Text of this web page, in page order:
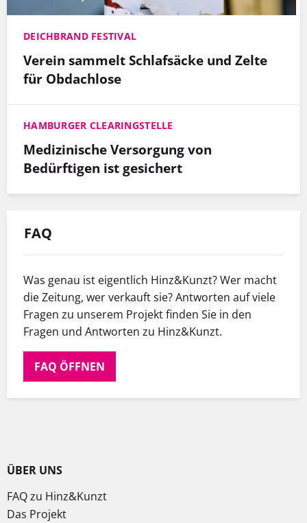
DEICHBRAND FESTIVAL
Verein sammelt Schlafsäcke und Zelte
für Obdachlose
HAMBURGER CLEARINGSTELLE
Medizinische Versorgung von
Bedürftigen ist gesichert
FAQ
Was genau ist eigentlich Hinz&Kunzt? Wer macht
die Zeitung, wer verkauft sie? Antworten auf viele
Fragen zu unserem Projekt finden Sie in den
Fragen und Antworten zu Hinz&Kunzt.
FAQ ÖFFNEN
ÜBER UNS
FAQ zu Hinz&Kunzt
Das Projekt